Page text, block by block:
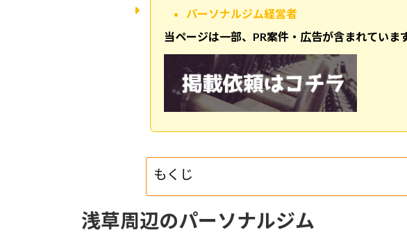
パーソナルジム経営者
当ページは一部、PR案件・広告が含まれています
もくじ
浅草周辺のパーソナルジム